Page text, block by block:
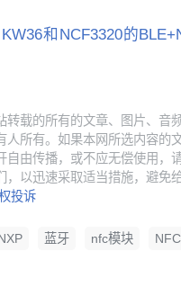
转载的所有的文章、图片、音
人所有。如果本网所选内容的
自由传播，或不应无偿使用，
，以迅速采取适当措施，避免
投诉
蓝牙 nfc模块 NFC